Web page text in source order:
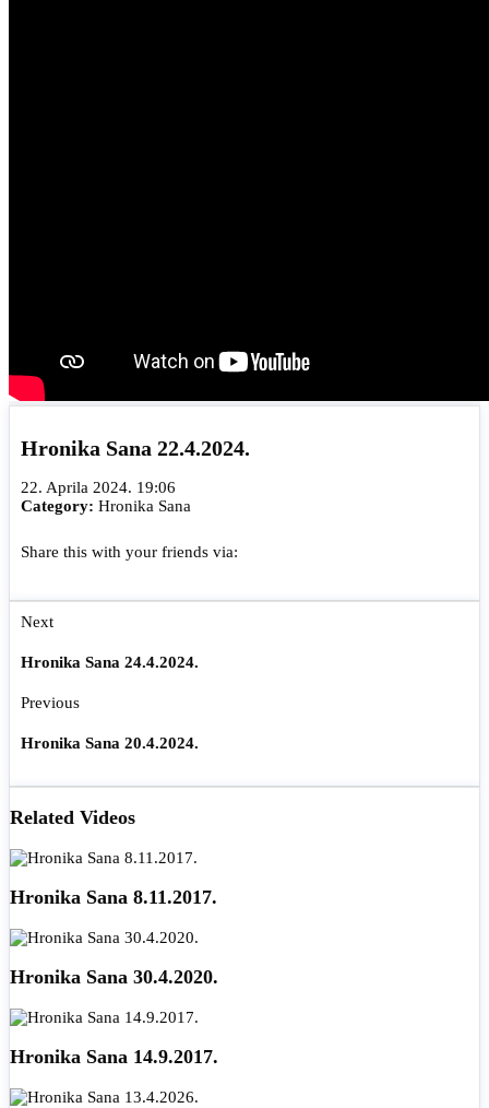
Hronika Sana 22.4.2024.
22. Aprila 2024. 19:06
Category: Hronika Sana
Share this with your friends via:
Next
Hronika Sana 24.4.2024.
Previous
Hronika Sana 20.4.2024.
Related Videos
Hronika Sana 8.11.2017.
Hronika Sana 30.4.2020.
Hronika Sana 14.9.2017.